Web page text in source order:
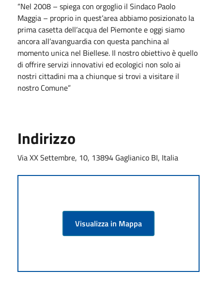
“Nel 2008 – spiega con orgoglio il Sindaco Paolo
Maggia – proprio in quest’area abbiamo posizionato la
prima casetta dell’acqua del Piemonte e oggi siamo
ancora all’avanguardia con questa panchina al
momento unica nel Biellese. Il nostro obiettivo è quello
di offrire servizi innovativi ed ecologici non solo ai
nostri cittadini ma a chiunque si trovi a visitare il
nostro Comune”
Indirizzo
Via XX Settembre, 10, 13894 Gaglianico BI, Italia
Visualizza in Mappa